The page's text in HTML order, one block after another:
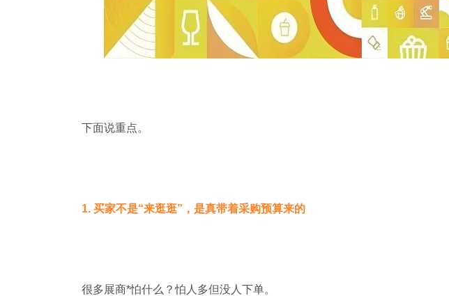
下面说重点。
1. 买家不是“来逛逛”，是真带着采购预算来的
很多展商*怕什么？怕人多但没人下单。